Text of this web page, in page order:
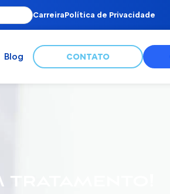
CarreiraPolítica de Privacidade
Blog CONTATO
tratamento!